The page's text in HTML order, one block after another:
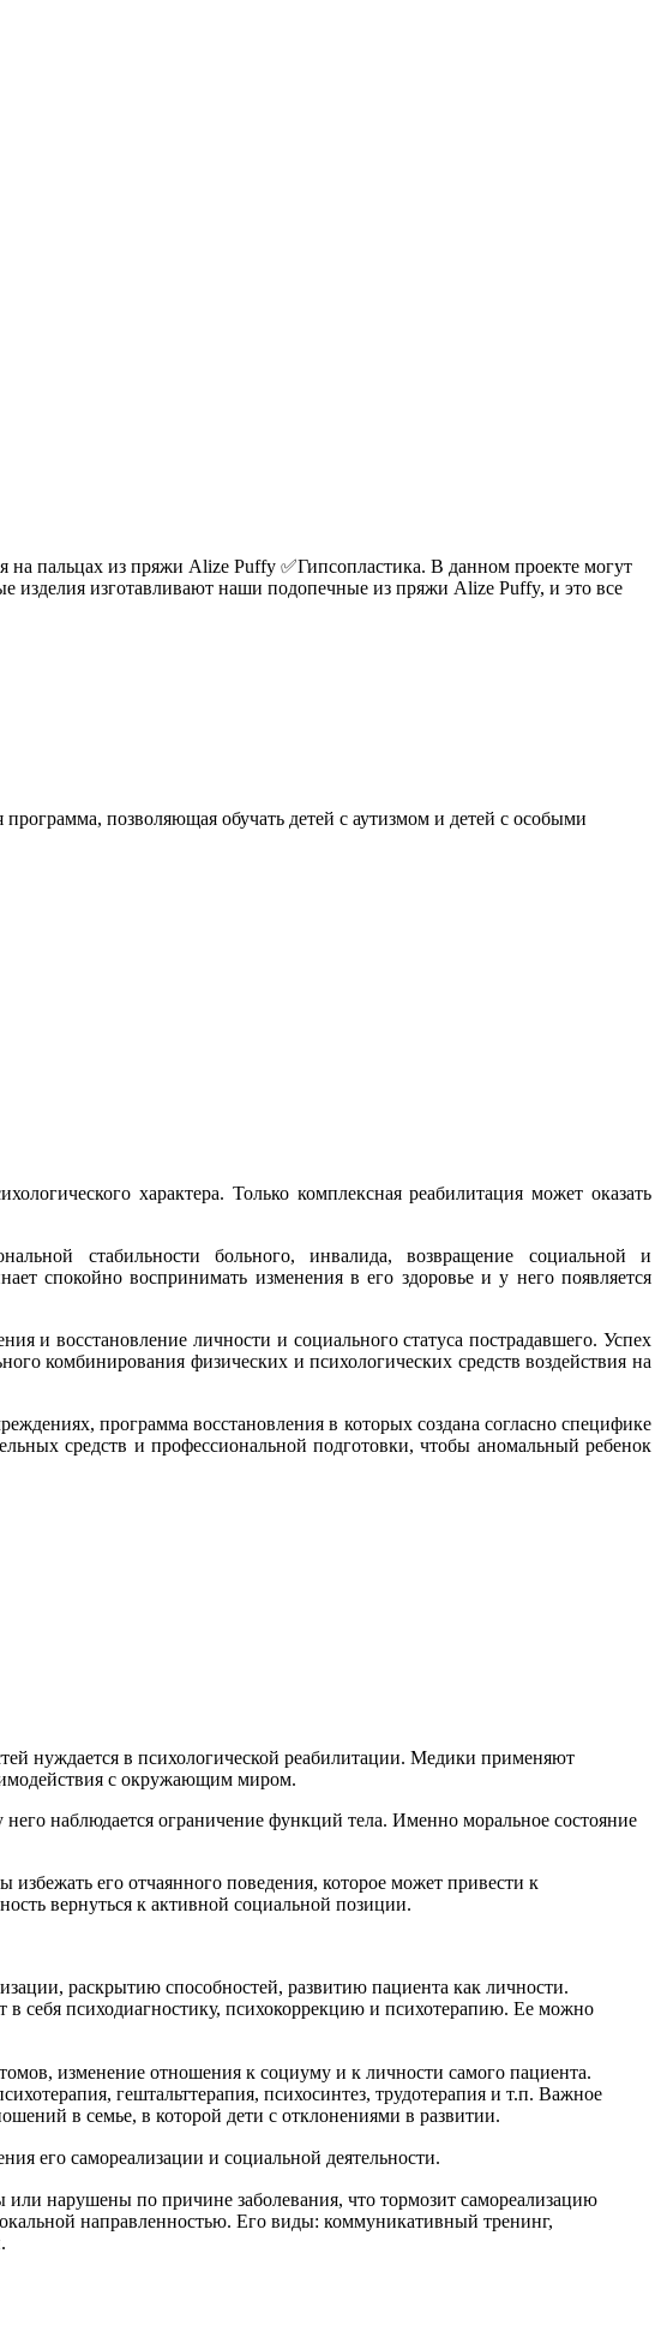
на пальцах из пряжи Alize Puffy ✅Гипсопластика. В данном проекте могут
изделия изготавливают наши подопечные из пряжи Alize Puffy, и это все
позволяющая обучать детей с аутизмом и детей с особыми
характера. Только комплексная реабилитация может оказать
стабильности больного, инвалида, возвращение социальной и
спокойно воспринимать изменения в его здоровье и у него появляется
и восстановление личности и социального статуса пострадавшего. Успех
комбинирования физических и психологических средств воздействия на
программа восстановления в которых создана согласно специфике
средств и профессиональной подготовки, чтобы аномальный ребенок
нуждается в психологической реабилитации. Медики применяют
с окружающим миром.
наблюдается ограничение функций тела. Именно моральное состояние
избежать его отчаянного поведения, которое может привести к
вернуться к активной социальной позиции.
раскрытию способностей, развитию пациента как личности.
себя психодиагностику, психокоррекцию и психотерапию. Ее можно
изменение отношения к социуму и к личности самого пациента.
гештальттерапия, психосинтез, трудотерапия и т.п. Важное
в семье, в которой дети с отклонениями в развитии.
его самореализации и социальной деятельности.
нарушены по причине заболевания, что тормозит самореализацию
направленностью. Его виды: коммуникативный тренинг,